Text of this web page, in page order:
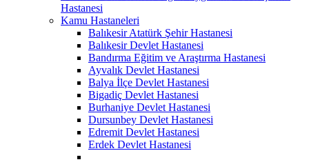
Hastanesi
Kamu Hastaneleri
Balıkesir Atatürk Şehir Hastanesi
Balıkesir Devlet Hastanesi
Bandırma Eğitim ve Araştırma Hastanesi
Ayvalık Devlet Hastanesi
Balya İlçe Devlet Hastanesi
Bigadiç Devlet Hastanesi
Burhaniye Devlet Hastanesi
Dursunbey Devlet Hastanesi
Edremit Devlet Hastanesi
Erdek Devlet Hastanesi